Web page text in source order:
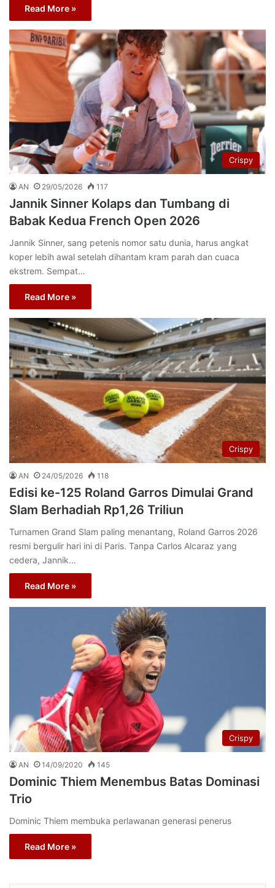
Read More »
Crispy
AN 29/05/2026 117
Jannik Sinner Kolaps dan Tumbang di
Babak Kedua French Open 2026
Jannik Sinner, sang petenis nomor satu dunia, harus angkat
koper lebih awal setelah dihantam kram parah dan cuaca
ekstrem. Sempat…
Read More »
Crispy
AN 24/05/2026 118
Edisi ke-125 Roland Garros Dimulai Grand
Slam Berhadiah Rp1,26 Triliun
Turnamen Grand Slam paling menantang, Roland Garros 2026
resmi bergulir hari ini di Paris. Tanpa Carlos Alcaraz yang
cedera, Jannik…
Read More »
Crispy
AN 14/09/2020 145
Dominic Thiem Menembus Batas Dominasi
Trio
Dominic Thiem membuka perlawanan generasi penerus
Read More »